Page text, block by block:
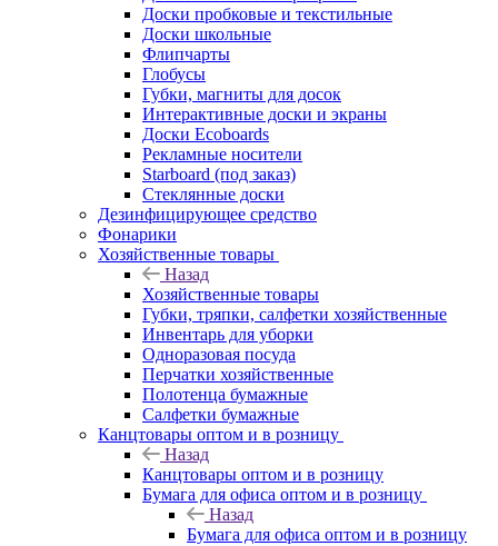
Доски пробковые и текстильные
Доски школьные
Флипчарты
Глобусы
Губки, магниты для досок
Интерактивные доски и экраны
Доски Ecoboards
Рекламные носители
Starboard (под заказ)
Стеклянные доски
Дезинфицирующее средство
Фонарики
Хозяйственные товары
Назад
Хозяйственные товары
Губки, тряпки, салфетки хозяйственные
Инвентарь для уборки
Одноразовая посуда
Перчатки хозяйственные
Полотенца бумажные
Салфетки бумажные
Канцтовары оптом и в розницу
Назад
Канцтовары оптом и в розницу
Бумага для офиса оптом и в розницу
Назад
Бумага для офиса оптом и в розницу